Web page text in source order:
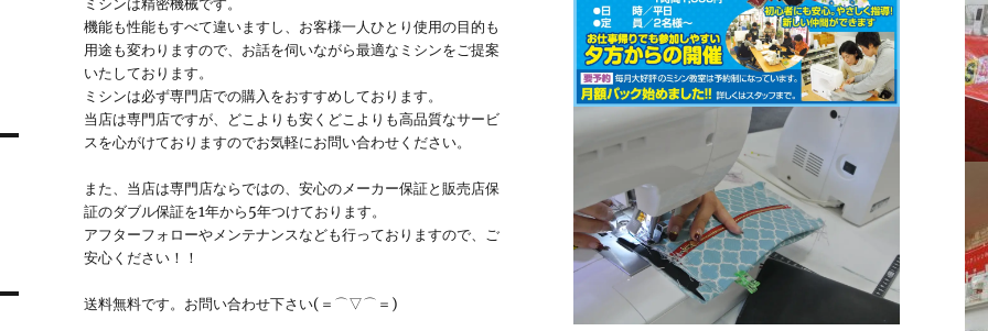
機能も性能もすべて違いますし、お客様一人ひとり使用の目的も
用途も変わりますので、お話を伺いながら最適なミシンをご提案
いたしております。
ミシンは必ず専門店での購入をおすすめしております。
当店は専門店ですが、どこよりも安くどこよりも高品質なサービ
スを心がけておりますのでお気軽にお問い合わせください。
また、当店は専門店ならではの、安心のメーカー保証と販売店保
証のダブル保証を1年から5年つけております。
アフターフォローやメンテナンスなども行っておりますので、ご
安心ください！！
送料無料です。お問い合わせ下さい(＝⌒▽⌒＝)